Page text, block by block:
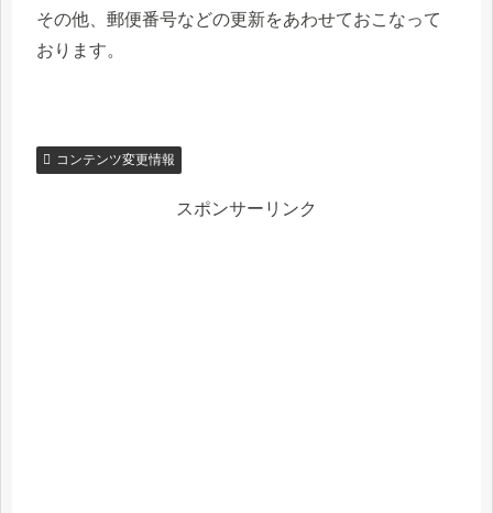
その他、郵便番号などの更新をあわせておこなって
おります。
コンテンツ変更情報
スポンサーリンク